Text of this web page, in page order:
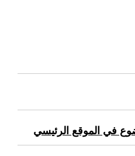
في الموقع الرئيسي